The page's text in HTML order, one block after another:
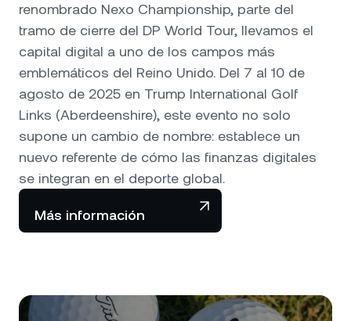
renombrado Nexo Championship, parte del
tramo de cierre del DP World Tour, llevamos el
capital digital a uno de los campos más
emblemáticos del Reino Unido. Del 7 al 10 de
agosto de 2025 en Trump International Golf
Links (Aberdeenshire), este evento no solo
supone un cambio de nombre: establece un
nuevo referente de cómo las finanzas digitales
se integran en el deporte global.
Más información